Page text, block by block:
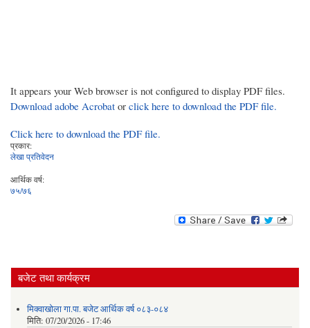
It appears your Web browser is not configured to display PDF files.
Download adobe Acrobat or click here to download the PDF file.
Click here to download the PDF file.
प्रकार:
लेखा प्रतिवेदन
आर्थिक वर्ष:
७५/७६
बजेट तथा कार्यक्रम
मिक्वाखोला गा.पा. बजेट आर्थिक वर्ष ०८३-०८४
मिति: 07/20/2026 - 17:46